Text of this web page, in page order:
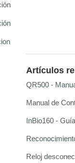
Artículos
QR500 -
Manual de
InBio160 -
Reloj